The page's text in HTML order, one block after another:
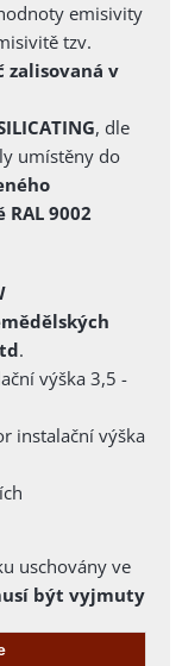
emisivity
tzv.
zalisovaná v
, dle
umístěny do
RAL 9002
.
výška 3,5 -
instalační výška
uschovány ve
být vyjmuty